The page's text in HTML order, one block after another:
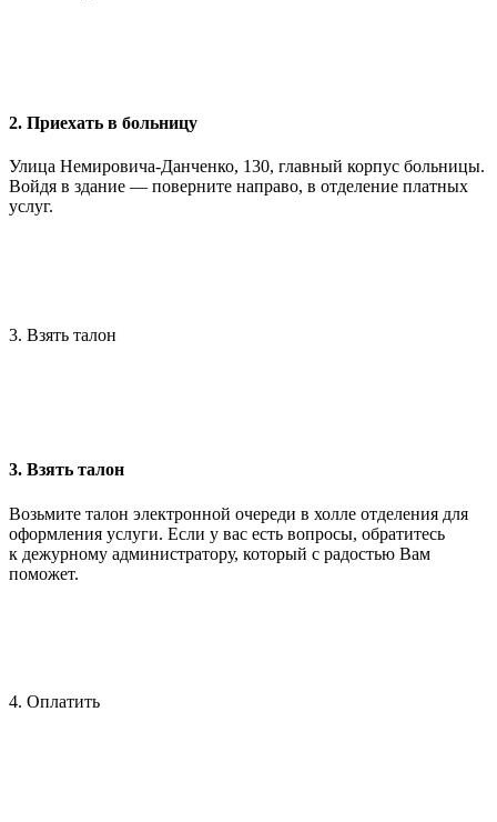
2. Приехать в больницу
Улица Немировича-Данченко, 130, главный корпус больницы.
Войдя в здание — поверните направо, в отделение платных
услуг.
3. Взять талон
3. Взять талон
Возьмите талон электронной очереди в холле отделения для
оформления услуги. Если у вас есть вопросы, обратитесь
к дежурному администратору, который с радостью Вам
поможет.
4. Оплатить